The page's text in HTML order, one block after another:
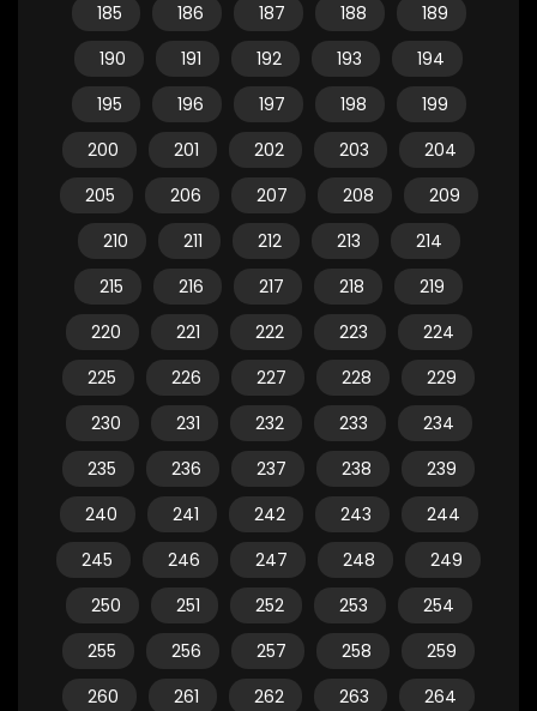
185
186 187 188
189
190
191 192 193
194
195
196 197 198
199
200
201 202 203
204
205
206 207 208
209
210
211 212 213
214
215
216 217 218
219
220
221 222 223
224
225
226 227 228
229
230
231 232 233
234
235
236 237 238
239
240
241 242 243
244
245
246 247 248
249
250
251 252 253
254
255
256 257 258
259
260
261 262 263
264